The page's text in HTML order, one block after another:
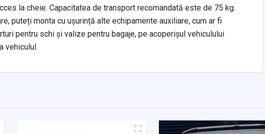
la cheie. Capacitatea de transport recomandată este de 75 kg.
puteți monta cu ușurință alte echipamente auxiliare, cum ar fi
pentru schi și valize pentru bagaje, pe acoperișul vehiculului
vehiculul.